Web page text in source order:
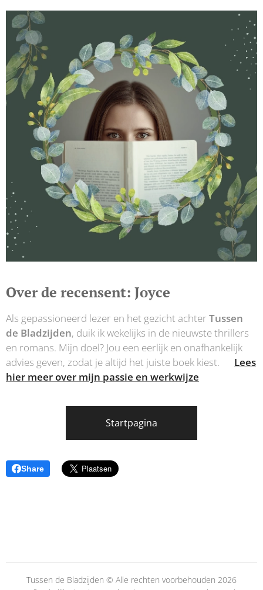
Over de recensent: Joyce
Als gepassioneerd lezer en het gezicht achterTussen
de Bladzijden, duik ik wekelijks in de nieuwste thrillers
en romans. Mijn doel? Jou een eerlijk en onafhankelijk
advies geven, zodat je altijd het juiste boek kiest.👉 Lees
hier meer over mijn passie en werkwijze
Startpagina
Share
Tussen de Bladzijden © Alle rechten voorbehouden 2026